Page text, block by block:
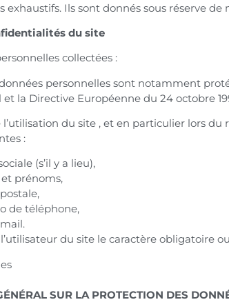
exhaustifs. Ils sont donnés sous réserve
du site
collectées :
personnelles sont notamment
la Directive Européenne du 24 octobre
l’utilisation du site , et en particulier lors
:
(s’il y a lieu),
prénoms,
de téléphone,
mail.
du site le caractère obligatoire
SUR LA PROTECTION DES